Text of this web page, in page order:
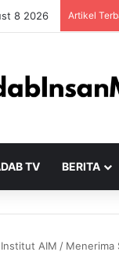
8 2026 Artikel
TV BERITA
Institut AIM / Menerima